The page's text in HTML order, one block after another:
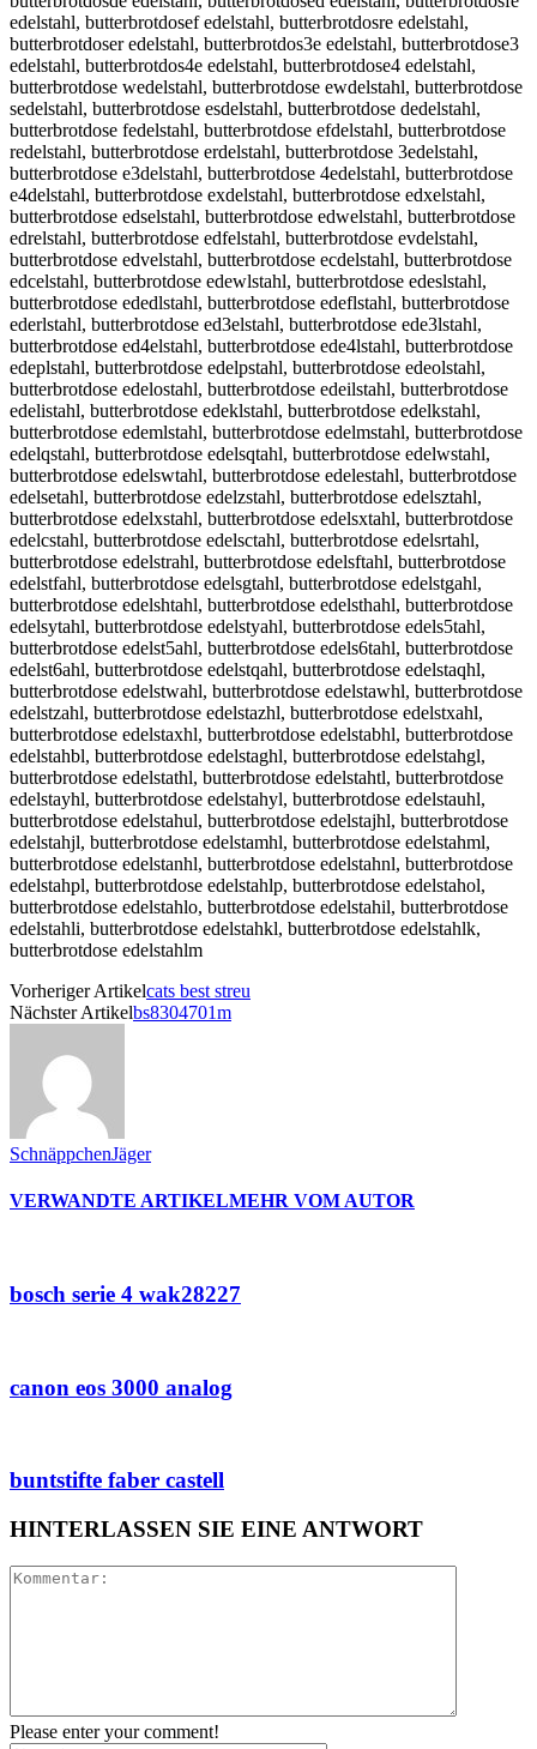
Vorheriger Artikelcats best streu
Nächster Artikelbs8304701m
SchnäppchenJäger
VERWANDTE ARTIKELMEHR VOM AUTOR
bosch serie 4 wak28227
canon eos 3000 analog
buntstifte faber castell
HINTERLASSEN SIE EINE ANTWORT
Please enter your comment!